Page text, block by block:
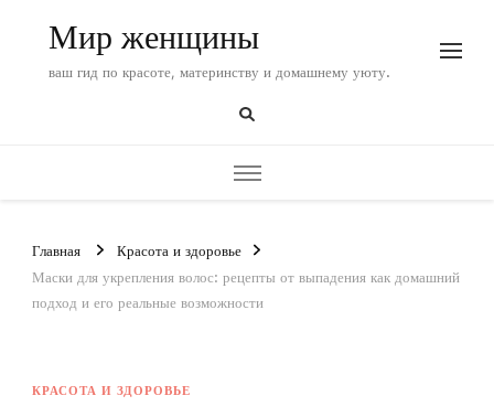
Мир женщины
ваш гид по красоте, материнству и домашнему уюту.
Главная
Красота и здоровье
Маски для укрепления волос: рецепты от выпадения как домашний
подход и его реальные возможности
КРАСОТА И ЗДОРОВЬЕ